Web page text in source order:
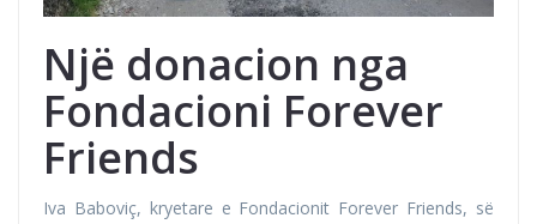
Një donacion nga
Fondacioni Forever
Friends
Iva Baboviç, kryetare e Fondacionit Forever Friends, së